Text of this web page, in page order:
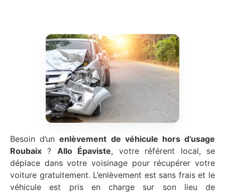
Besoin d’unenlèvement de véhicule hors d’usage
Roubaix ? Allo Épaviste, votre référent local, se
déplace dans votre voisinage pour récupérer votre
voiture gratuitement. L’enlèvement est sans frais et le
véhicule est pris en charge sur son lieu de